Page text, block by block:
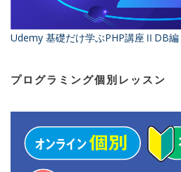
Udemy 基礎だけ学ぶPHP講座ⅡDB編
プログラミング個別レッスン